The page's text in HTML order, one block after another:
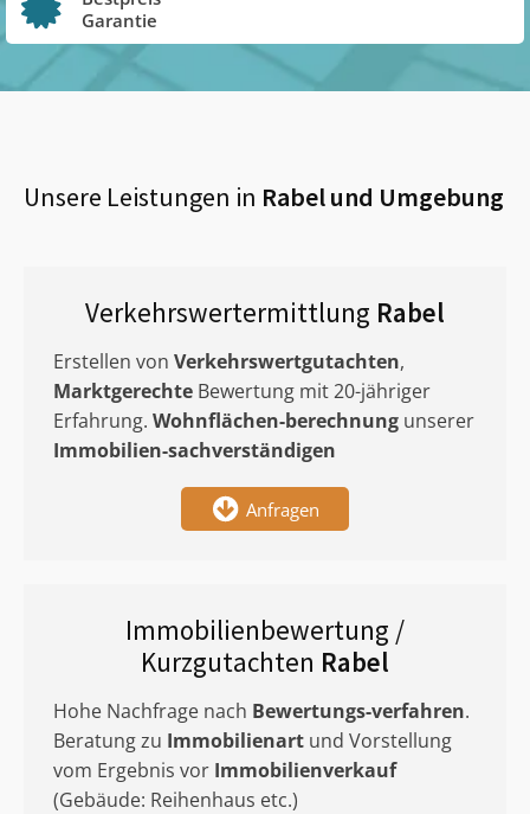
Garantie
Unsere Leistungen in Rabelund Umgebung
Verkehrswertermittlung Rabel
Erstellen von Verkehrswertgutachten,
Marktgerechte Bewertung mit 20-jähriger
Erfahrung. Wohnflächen-berechnung unserer
Immobilien-sachverständigen
Anfragen
Immobilienbewertung /
Kurzgutachten Rabel
Hohe Nachfrage nach Bewertungs-verfahren.
Beratung zu Immobilienart und Vorstellung
vom Ergebnis vor Immobilienverkauf
(Gebäude: Reihenhaus etc.)